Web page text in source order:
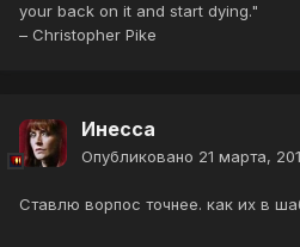
your back on it and start dying."
– Christopher Pike
Инесса
Опубликовано 21 марта,
Ставлю ворпос точнее. как их в